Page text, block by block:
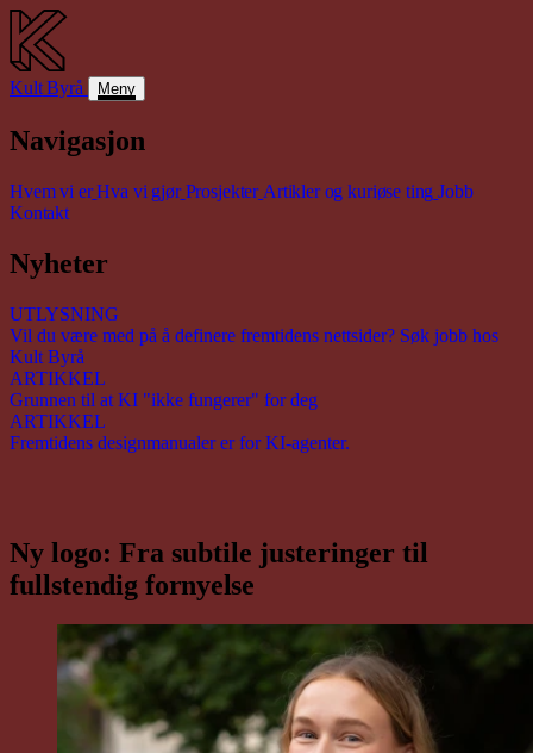
KultByrå Meny
Navigasjon
Hvem vi er Hva vi gjør Prosjekter Artikler og kuriøse ting Jobb
Kontakt
Nyheter
UTLYSNING
Vil du være med på å definere fremtidens nettsider? Søk jobb hos
Kult Byrå
ARTIKKEL
Grunnen til at KI "ikke fungerer" for deg
ARTIKKEL
Fremtidens designmanualer er for KI-agenter.
Ny logo: Fra subtile justeringer til
fullstendig fornyelse